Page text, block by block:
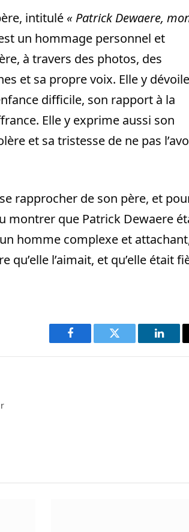
intitulé « Patrick Dewaere,
un hommage personnel et
à travers des photos, des
et sa propre voix. Elle y dévoile
difficile, son rapport à la
Elle y exprime aussi son
et sa tristesse de ne pas
rapprocher de son père, et
montrer que Patrick Dewaere
homme complexe et
l’aimait, et qu’elle était
Facebook Twitter